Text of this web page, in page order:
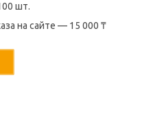
шт.
на сайте — 15 000 ₸